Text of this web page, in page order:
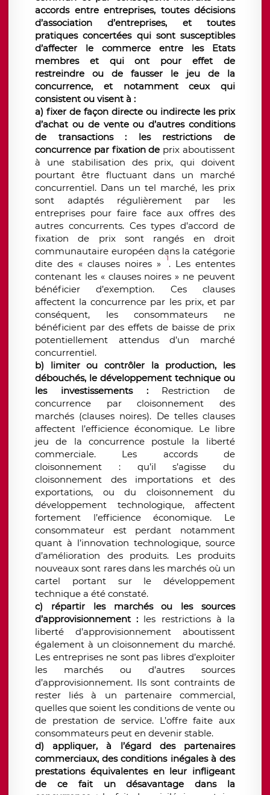
accords entre entreprises, toutes décisions
d’association d’entreprises, et toutes
pratiques concertées qui sont susceptibles
d’affecter le commerce entre les Etats
membres et qui ont pour effet de
restreindre ou de fausser le jeu de la
concurrence, et notamment ceux qui
consistent ou visent à :
a) fixer de façon directe ou indirecte les prix
d’achat ou de vente ou d’autres conditions
de transactions : les restrictions de
concurrence par fixation de prix aboutissent
à une stabilisation des prix, qui doivent
pourtant être fluctuant dans un marché
concurrentiel. Dans un tel marché, les prix
sont adaptés régulièrement par les
entreprises pour faire face aux offres des
autres concurrents. Ces types d’accord de
fixation de prix sont rangés en droit
communautaire européen dans la catégorie
dite des « clauses noires »
1
. Les ententes
contenant les « clauses noires » ne peuvent
bénéficier d’exemption. Ces clauses
affectent la concurrence par les prix, et par
conséquent, les consommateurs ne
bénéficient par des effets de baisse de prix
potentiellement attendus d’un marché
concurrentiel.
b) limiter ou contrôler la production, les
débouchés, le développement technique ou
les investissements : Restriction de
concurrence par cloisonnement des
marchés (clauses noires). De telles clauses
affectent l’efficience économique. Le libre
jeu de la concurrence postule la liberté
commerciale. Les accords de
cloisonnement : qu’il s’agisse du
cloisonnement des importations et des
exportations, ou du cloisonnement du
développement technologique, affectent
fortement l’efficience économique. Le
consommateur est perdant notamment
quant à l’innovation technologique, source
d’amélioration des produits. Les produits
nouveaux sont rares dans les marchés où un
cartel portant sur le développement
technique a été constaté.
c) répartir les marchés ou les sources
d’approvisionnement : les restrictions à la
liberté d’approvisionnement aboutissent
également à un cloisonnement du marché.
Les entreprises ne sont pas libres d’exploiter
les marchés ou d’autres sources
d’approvisionnement. Ils sont contraints de
rester liés à un partenaire commercial,
quelles que soient les conditions de vente ou
de prestation de service. L’offre faite aux
consommateurs peut en devenir stable.
d) appliquer, à l’égard des partenaires
commerciaux, des conditions inégales à des
prestations équivalentes en leur infligeant
de ce fait un désavantage dans la